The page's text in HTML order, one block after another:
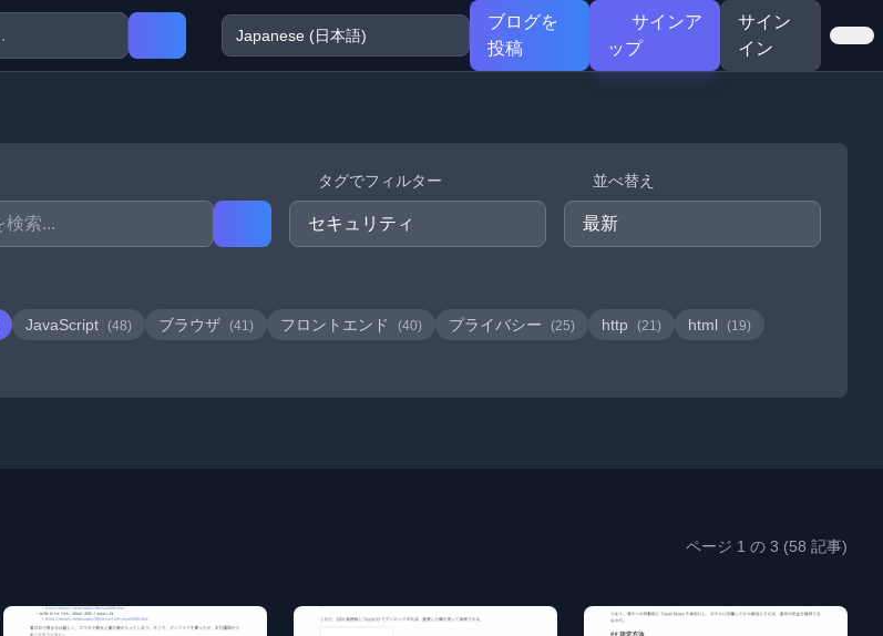
ブログを
投稿
サインア
ップ
サイン
イン
タグでフィルター 並べ替え
JavaScript (48) ブラウザ (41) フロントエンド (40) プライバシー (25) http (21) html (19)
ページ 1 の 3 (58 記事)